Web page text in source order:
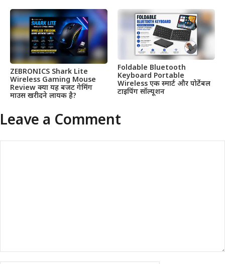
ZEBRONICS Shark Lite
Wireless Gaming Mouse
Review क्या यह बजट गेमिंग
माउस खरीदने लायक है?
Foldable Bluetooth
Keyboard Portable
Wireless एक स्मार्ट और पोर्टेबल
टाइपिंग सॉल्यूशन
Leave a Comment